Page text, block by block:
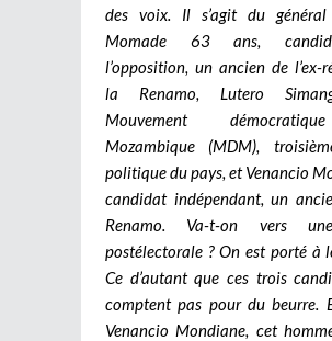
des voix. Il s’agit du général
Momade 63 ans,
l’opposition, un ancien de l’ex-
la Renamo, Lutero
Mouvement
Mozambique (MDM),
politique du pays, et Venancio
candidat indépendant, un
Renamo. Va-t-on vers
postélectorale ? On est porté à
Ce d’autant que ces trois
comptent pas pour du beurre.
Venancio Mondiane, cet